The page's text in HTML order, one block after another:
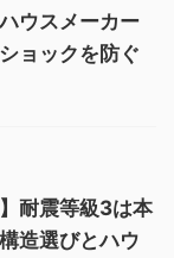
ウスメーカー
ョックを防ぐ
耐震等級3は本
造選びとハウ